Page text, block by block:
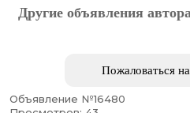
Другие объявления
Пожаловаться
Объявление №16480